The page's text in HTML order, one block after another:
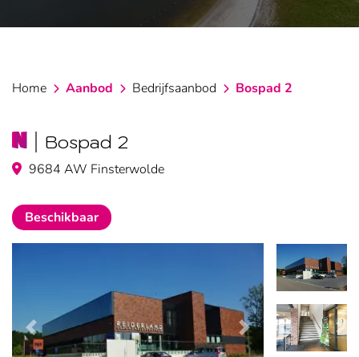
Home Aanbod Bedrijfsaanbod Bospad 2
Bospad 2
9684 AW Finsterwolde
Beschikbaar
Vorige VolgendeVorige